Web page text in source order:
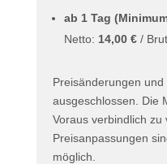
ab 1 Tag
Netto: 14,00 €/
Preisänderungen
ausgeschlossen. Die
Voraus verbindlich zu
Preisanpassungen
möglich.